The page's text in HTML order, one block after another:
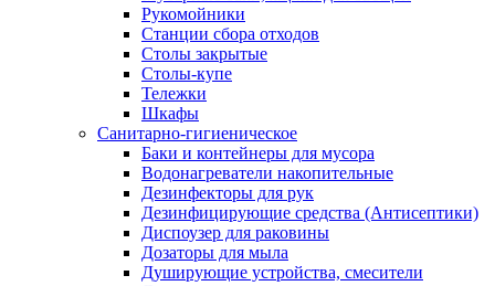
Рукомойники
Станции сбора отходов
Столы закрытые
Столы-купе
Тележки
Шкафы
Санитарно-гигиеническое
Баки и контейнеры для мусора
Водонагреватели накопительные
Дезинфекторы для рук
Дезинфицирующие средства (Антисептики)
Диспоузер для раковины
Дозаторы для мыла
Душирующие устройства, смесители